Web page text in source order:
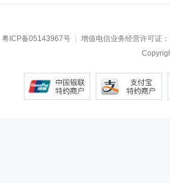
粤ICP备05143967号 增值电信业务经营许可证：